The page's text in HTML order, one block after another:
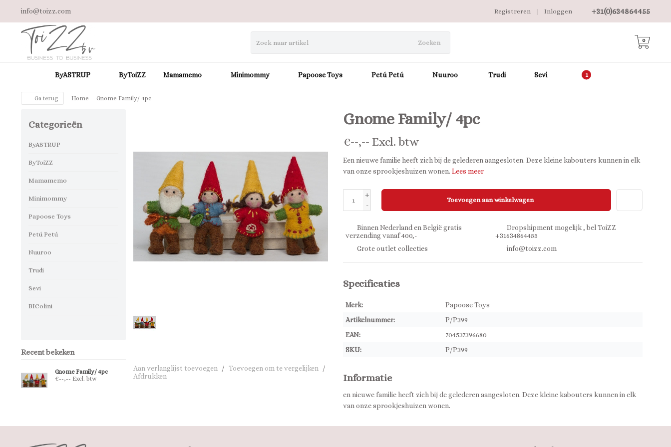
info@toizz.com +31(0)634864455
Inloggen
|
Registreren
Zoeken 0
ByASTRUP ByToiZZ Mamamemo Minimommy Papoose Toys Petú Petú Nuuroo Trudi Sevi
Ga terug Home Gnome Family/ 4pc
Categorieën
ByASTRUP
ByToiZZ
Mamamemo
Minimommy
Papoose Toys
Petú Petú
Nuuroo
Trudi
Sevi
BIColini
Recent bekeken
Gnome Family/ 4pc
€--,-- Excl. btw
Aan verlanglijst toevoegen / Toevoegen om te vergelijken
/
Afdrukken
Gnome Family/ 4pc
€--,-- Excl. btw
Een nieuwe familie heeft zich bij de gelederen aangesloten. Deze kleine kabouters kunnen in elk
van onze sprookjeshuizen wonen. Lees meer
+
-
Toevoegen aan winkelwagen
Binnen Nederland en België gratis
verzending vanaf 400,-
Dropshipment mogelijk , bel ToiZZ
+31634864455
Grote outlet collecties
info@toizz.com
Specificaties
Merk:
Papoose Toys
Artikelnummer:
P/P399
EAN:
704537396680
SKU:
P/P399
Informatie
en nieuwe familie heeft zich bij de gelederen aangesloten. Deze kleine kabouters kunnen in elk
van onze sprookjeshuizen wonen.